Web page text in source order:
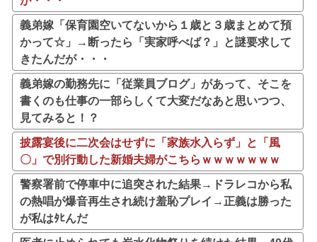
義弟嫁「保育園空いてないから１歳と３歳まとめて預
かって☆」→断ったら「実家呼べば？」と謎要求して
きたんだが・・・
義弟嫁の勤務先に「従業員ブログ」があって、そこを
書くのも仕事の一部らしくて大変だなあと思いつつ、
見てみると！？
披露宴後に二次会はせずに「家族水入らず」と「風
〇」で別行動した新婚夫婦がこちらｗｗｗｗｗｗｗ
警察署前で停車中に追突された結果→ドラレコから私
の熱唱が爆音再生され続け羞恥プレイ→正義は勝った
が私はﾀﾋんだ